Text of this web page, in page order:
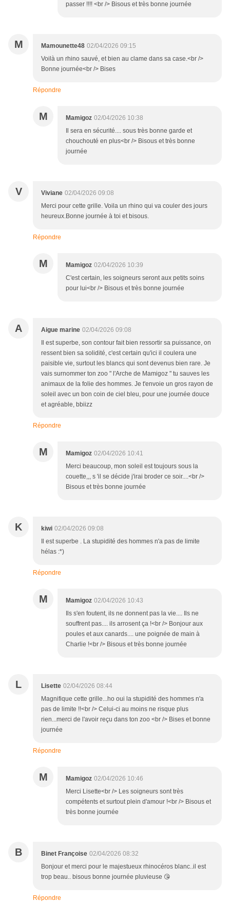
passer !!!! <br /> Bisous et très bonne journée
M Mamounette48 02/04/2026 09:15
Voilà un rhino sauvé, et bien au clame dans sa case.<br />
Bonne journée<br /> Bises
Répondre
M Mamigoz 02/04/2026 10:38
Il sera en sécurité.... sous très bonne garde et
chouchouté en plus<br /> Bisous et très bonne
journée
V Viviane 02/04/2026 09:08
Merci pour cette grille. Voila un rhino qui va couler des jours
heureux.Bonne journée à toi et bisous.
Répondre
M Mamigoz 02/04/2026 10:39
C'est certain, les soigneurs seront aux petits soins
pour lui<br /> Bisous et très bonne journée
A Aigue marine 02/04/2026 09:08
Il est superbe, son contour fait bien ressortir sa puissance, on
ressent bien sa solidité, c'est certain qu'ici il coulera une
paisible vie, surtout les blancs qui sont devenus bien rare. Je
vais surnommer ton zoo " l'Arche de Mamigoz " tu sauves les
animaux de la folie des hommes. Je t'envoie un gros rayon de
soleil avec un bon coin de ciel bleu, pour une journée douce
et agréable, bbiizz
Répondre
M Mamigoz 02/04/2026 10:41
Merci beaucoup, mon soleil est toujours sous la
couette,,, s 'il se décide j'irai broder ce soir....<br />
Bisous et très bonne journée
K kiwi 02/04/2026 09:08
Il est superbe . La stupidité des hommes n'a pas de limite
hélas :*)
Répondre
M Mamigoz 02/04/2026 10:43
Ils s'en foutent, ils ne donnent pas la vie.... Ils ne
souffrent pas.... ils arrosent ça !<br /> Bonjour aux
poules et aux canards.... une poignée de main à
Charlie !<br /> Bisous et très bonne journée
L Lisette 02/04/2026 08:44
Magnifique cette grille...ho oui la stupidité des hommes n'a
pas de limite !!<br /> Celui-ci au moins ne risque plus
rien...merci de l'avoir reçu dans ton zoo <br /> Bises et bonne
journée
Répondre
M Mamigoz 02/04/2026 10:46
Merci Lisette<br /> Les soigneurs sont très
compétents et surtout plein d'amour !<br /> Bisous et
très bonne journée
B Binet Françoise 02/04/2026 08:32
Bonjour et merci pour le majestueux rhinocéros blanc..il est
trop beau.. bisous bonne journée pluvieuse 😘
Répondre